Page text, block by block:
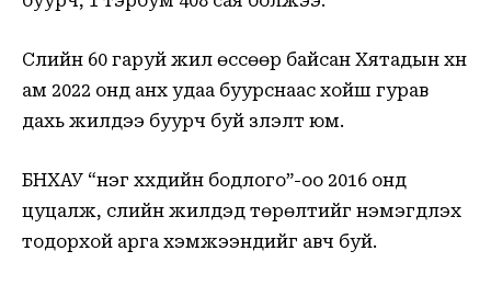
Сүүлийн 60 гаруй жил өссөөр байсан Хятадын хүн
ам 2022 онд анх удаа буурснаас хойш гурав
дахь жилдээ буурч буй үзүүлэлт юм.
БНХАУ “нэг хүүхдийн бодлого”-оо 2016 онд
цуцалж, сүүлийн жилүүдэд төрөлтийг нэмэгдүүлэх
тодорхой арга хэмжээнүүдийг авч буй.